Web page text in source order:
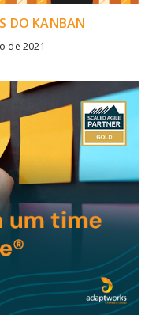
DO KANBAN
de 2021